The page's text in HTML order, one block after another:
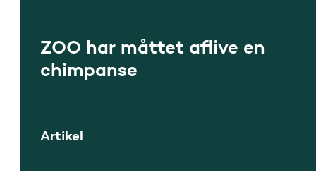
ZOO har måttet aflive en
chimpanse
Artikel